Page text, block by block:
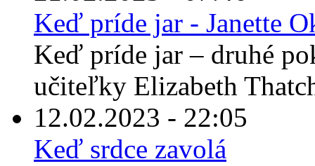
Keď príde jar - Janette
Keď príde jar – druhé
učiteľky Elizabeth
12.02.2023 - 22:05
Keď srdce zavolá